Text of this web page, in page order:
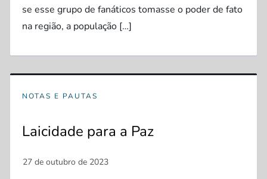
se esse grupo de fanáticos tomasse o poder de fato
na região, a população […]
NOTAS E PAUTAS
Laicidade para a Paz